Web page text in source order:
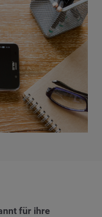
für ihre